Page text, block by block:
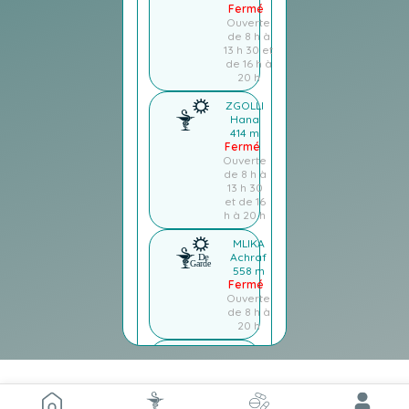
Fermé
Ouverte
de 8 h à
13 h 30 et
de 16 h à
20 h
ZGOLLI
Hana
414 m
Fermé
Ouverte
de 8 h à
13 h 30
et de 16
h à 20 h
MLIKA
Achraf
558 m
Fermé
Ouverte
de 8 h à
20 h
Sahbi651
m